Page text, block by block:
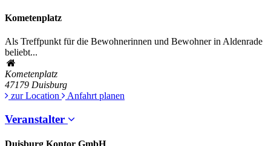
Kometenplatz
Als Treffpunkt für die Bewohnerinnen und Bewohner in Aldenrade
beliebt...
Kometenplatz
47179 Duisburg
zur Location
Anfahrt planen
Veranstalter
Duisburg Kontor GmbH